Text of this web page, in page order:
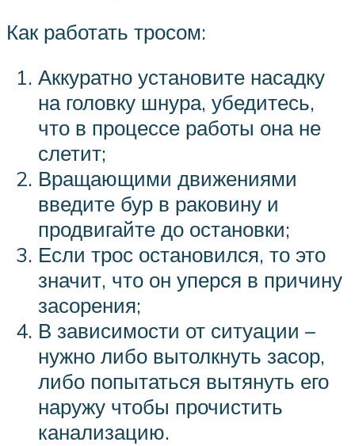
Как работать тросом:
Аккуратно установите насадку
на головку шнура, убедитесь,
что в процессе работы она не
слетит;
Вращающими движениями
введите бур в раковину и
продвигайте до остановки;
Если трос остановился, то это
значит, что он уперся в причину
засорения;
В зависимости от ситуации –
нужно либо вытолкнуть засор,
либо попытаться вытянуть его
наружу чтобы прочистить
канализацию.